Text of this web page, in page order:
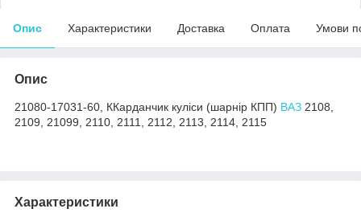
Опис Характеристики Доставка Оплата Умови
Опис
21080-17031-60, ККарданчик куліси (шарнір КПП) ВАЗ 2108,
2109, 21099, 2110, 2111, 2112, 2113, 2114, 2115
Характеристики